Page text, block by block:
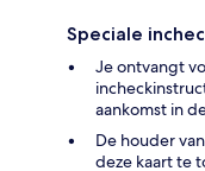
Speciale
Je ontvangt
aankomst in
De houder
deze kaart te